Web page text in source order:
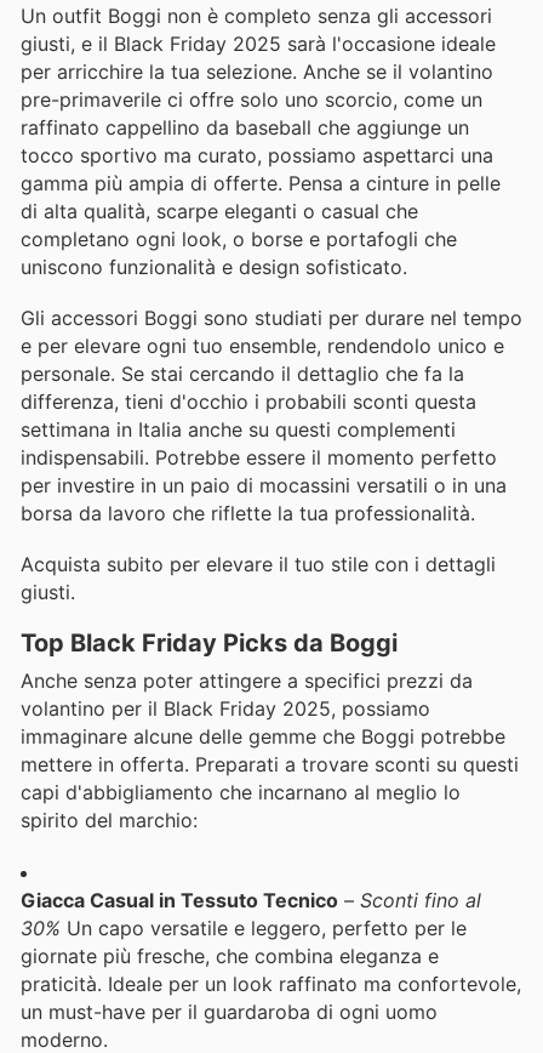
Un outfit Boggi non è completo senza gli accessori
giusti, e il Black Friday 2025 sarà l'occasione ideale
per arricchire la tua selezione. Anche se il volantino
pre-primaverile ci offre solo uno scorcio, come un
raffinato cappellino da baseball che aggiunge un
tocco sportivo ma curato, possiamo aspettarci una
gamma più ampia di offerte. Pensa a cinture in pelle
di alta qualità, scarpe eleganti o casual che
completano ogni look, o borse e portafogli che
uniscono funzionalità e design sofisticato.
Gli accessori Boggi sono studiati per durare nel tempo
e per elevare ogni tuo ensemble, rendendolo unico e
personale. Se stai cercando il dettaglio che fa la
differenza, tieni d'occhio i probabili sconti questa
settimana in Italia anche su questi complementi
indispensabili. Potrebbe essere il momento perfetto
per investire in un paio di mocassini versatili o in una
borsa da lavoro che riflette la tua professionalità.
Acquista subito per elevare il tuo stile con i dettagli
giusti.
Top Black Friday Picks da Boggi
Anche senza poter attingere a specifici prezzi da
volantino per il Black Friday 2025, possiamo
immaginare alcune delle gemme che Boggi potrebbe
mettere in offerta. Preparati a trovare sconti su questi
capi d'abbigliamento che incarnano al meglio lo
spirito del marchio:
Giacca Casual in Tessuto Tecnico – Sconti fino al
30% Un capo versatile e leggero, perfetto per le
giornate più fresche, che combina eleganza e
praticità. Ideale per un look raffinato ma confortevole,
un must-have per il guardaroba di ogni uomo
moderno.